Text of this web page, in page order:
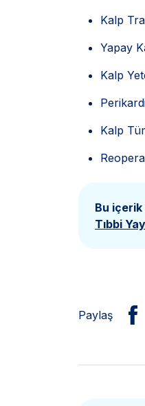
Kalp
Yapay
Kalp
Kalp
Bu
Tıbbi
Paylaş